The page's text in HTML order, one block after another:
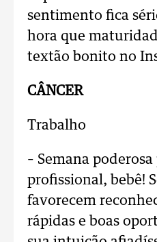
sentimento fica
hora que
textão bonito no
CÂNCER
Trabalho
– Semana
profissional, bebê!
favorecem
rápidas e boas